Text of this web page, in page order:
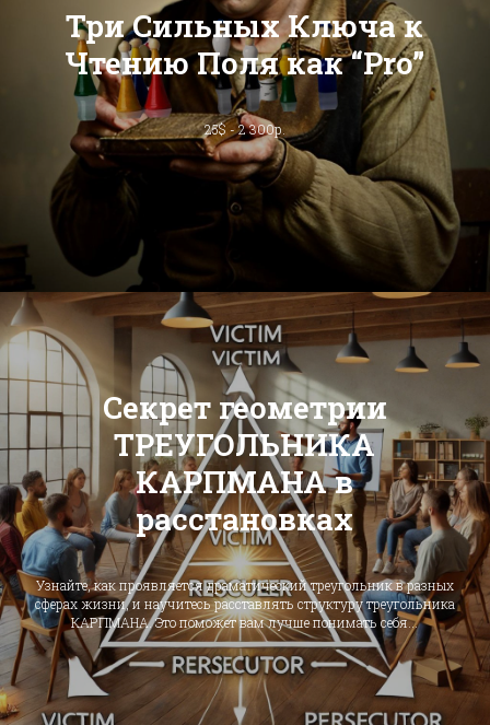
Три Сильных Ключа к
Чтению Поля как “Pro”
25$ - 2 300р.
Секрет геометрии
ТРЕУГОЛЬНИКА
КАРПМАНА в
расстановках
Узнайте, как проявляется драматический треугольник в разных
сферах жизни, и научитесь расставлять структуру треугольника
КАРПМАНА. Это поможет вам лучше понимать себя...